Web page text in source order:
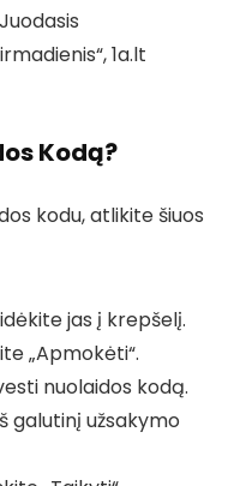
1a.lt
Kodą?
kodu, atlikite šiuos
jas į krepšelį.
„Apmokėti“.
nuolaidos kodą.
galutinį užsakymo